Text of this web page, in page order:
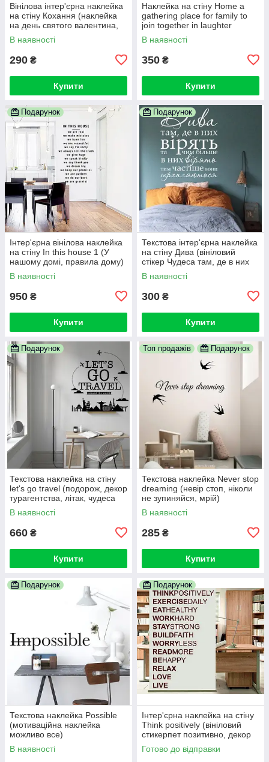
Вінілова інтер'єрна наклейка
на стіну Кохання (наклейка
на день святого валентина,
цитати про любов)
В наявності
290 ₴
Купити
Наклейка на стіну Home a
gathering place for family to
join together in laughter
В наявності
350 ₴
Купити
Подарунок
Інтер'єрна вінілова наклейка
на стіну In this house 1 (У
нашому домі, правила дому)
В наявності
950 ₴
Купити
Подарунок
Текстова інтер'єрна наклейка
на стіну Дива (вініловий
стікер Чудеса там, де в них
вірять)
В наявності
300 ₴
Купити
Подарунок
Текстова наклейка на стіну
let's go travel (подорож, декор
турагентства, літак, чудеса
світу)
В наявності
660 ₴
Купити
Топ продажів Подарунок
Текстова наклейка Never stop
dreaming (невір стоп, ніколи
не зупиняйся, мрій)
В наявності
285 ₴
Купити
Подарунок
Текстова наклейка Possible
(мотиваційна наклейка
можливо все)
В наявності
Подарунок
Інтер'єрна наклейка на стіну
Think positively (вініловий
стикерпет позитивно, декор
офісу)
Готово до відправки